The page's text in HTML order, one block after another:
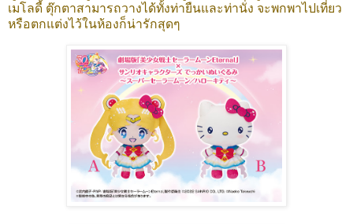
เมโลดี้ ตุ๊กตาสามารถวางได้ทั้งท่ายืนและท่านั่ง จะพกพาไปเที่ยว
หรือตกแต่งไว้ในห้องก็น่ารักสุดๆ